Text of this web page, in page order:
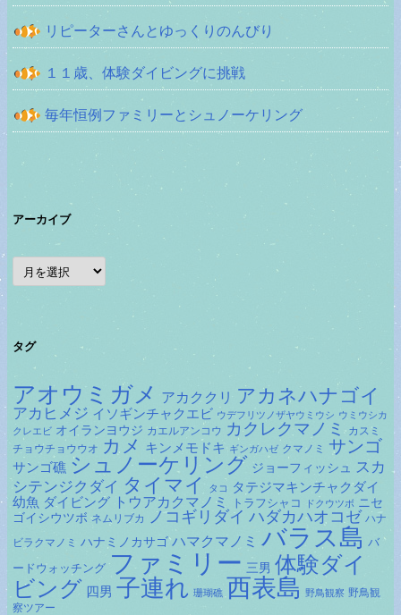
リピーターさんとゆっくりのんびり
１１歳、体験ダイビングに挑戦
毎年恒例ファミリーとシュノーケリング
アーカイブ
ア
ー
カ
タグ
アオウミガメ アカククリ アカネハナゴイ
アカヒメジ イソギンチャクエビ ウデフリツノザヤウミウシ ウミウシカ
クレエビ オイランヨウジ カエルアンコウ カクレクマノミ
カスミ
チョウチョウウオ カメ キンメモドキ ギンガハゼ クマノミ サンゴ
サンゴ礁 シュノーケリング ジョーフィッシュ スカ
シテンジクダイ タイマイ タコ
タテジマキンチャクダイ
幼魚 ダイビング トウアカクマノミ トラフシャコ ドクウツボ ニセ
ゴイシウツボ ネムリブカ ノコギリダイ ハダカハオコゼ ハナ
ビラクマノミ ハナミノカサゴ ハマクマノミ バラス島 バ
ードウォッチング ファミリー 三男 体験ダイ
ビング 四男 子連れ 珊瑚礁 西表島 野鳥観察 野鳥観
察ツアー